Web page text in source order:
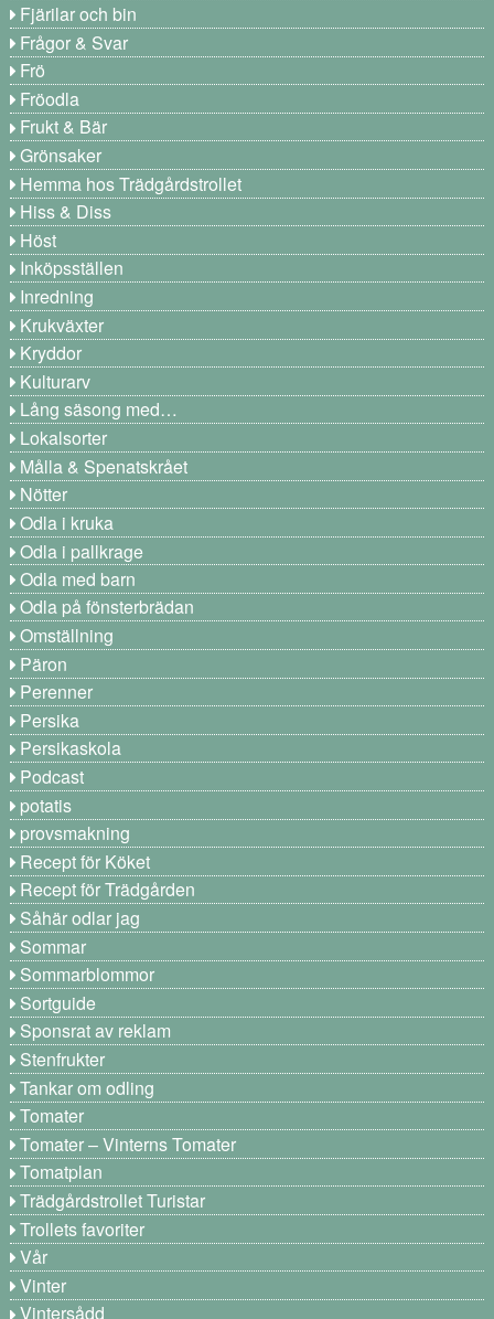
Fjärilar och bin
Frågor & Svar
Frö
Fröodla
Frukt & Bär
Grönsaker
Hemma hos Trädgårdstrollet
Hiss & Diss
Höst
Inköpsställen
Inredning
Krukväxter
Kryddor
Kulturarv
Lång säsong med…
Lokalsorter
Målla & Spenatskrået
Nötter
Odla i kruka
Odla i pallkrage
Odla med barn
Odla på fönsterbrädan
Omställning
Päron
Perenner
Persika
Persikaskola
Podcast
potatis
provsmakning
Recept för Köket
Recept för Trädgården
Såhär odlar jag
Sommar
Sommarblommor
Sortguide
Sponsrat av reklam
Stenfrukter
Tankar om odling
Tomater
Tomater – Vinterns Tomater
Tomatplan
Trädgårdstrollet Turistar
Trollets favoriter
Vår
Vinter
Vintersådd